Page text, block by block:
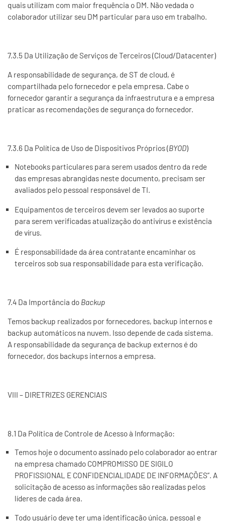
quais utilizam com maior frequência o DM. Não vedada o
colaborador utilizar seu DM particular para uso em trabalho.
7.3.5 Da Utilização de Serviços de Terceiros (Cloud/Datacenter)
A responsabilidade de segurança, de ST de cloud, é
compartilhada pelo fornecedor e pela empresa. Cabe o
fornecedor garantir a segurança da infraestrutura e a empresa
praticar as recomendações de segurança do fornecedor.
7.3.6 Da Política de Uso de Dispositivos Próprios (BYOD)
Notebooks particulares para serem usados dentro da rede
das empresas abrangidas neste documento, precisam ser
avaliados pelo pessoal responsável de TI.
Equipamentos de terceiros devem ser levados ao suporte
para serem verificadas atualização do antivírus e existência
de vírus.
É responsabilidade da área contratante encaminhar os
terceiros sob sua responsabilidade para esta verificação.
7.4 Da Importância do Backup
Temos backup realizados por fornecedores, backup internos e
backup automáticos na nuvem. Isso depende de cada sistema.
A responsabilidade da segurança de backup externos é do
fornecedor, dos backups internos a empresa.
VIII – DIRETRIZES GERENCIAIS
8.1 Da Política de Controle de Acesso à Informação:
Temos hoje o documento assinado pelo colaborador ao entrar
na empresa chamado COMPROMISSO DE SIGILO
PROFISSIONAL E CONFIDENCIALIDADE DE INFORMAÇÕES”. A
solicitação de acesso as informações são realizadas pelos
líderes de cada área.
Todo usuário deve ter uma identificação única, pessoal e